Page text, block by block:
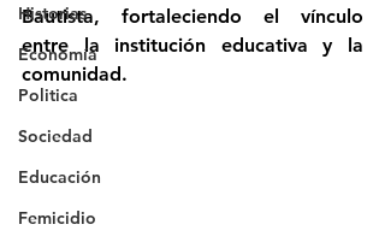
Historias
Economía
Politica
Sociedad
Educación
Femicidio
Bautista, fortaleciendo el vínculo
entre la institución educativa y la
comunidad.